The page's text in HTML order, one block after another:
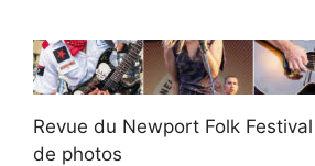
Revue du Newport Folk
de photos